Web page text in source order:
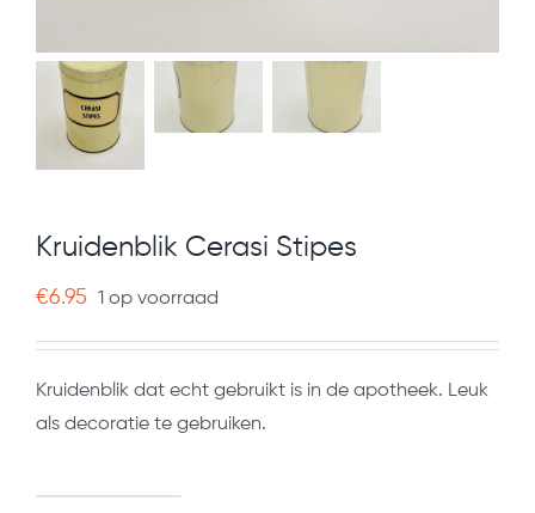
Kruidenblik Cerasi Stipes
€6.95 1 op voorraad
Kruidenblik dat echt gebruikt is in de apotheek. Leuk
als decoratie te gebruiken.